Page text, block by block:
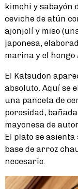
kimchi y sabayón
ceviche de atún
ajonjolí y miso
japonesa,
marina y el hongo
El Katsudon
absoluto. Aquí se
una panceta de
porosidad,
mayonesa de
El plato se
base de arroz
necesario.